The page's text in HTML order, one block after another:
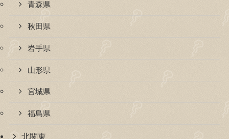
青森県
秋田県
岩手県
山形県
宮城県
福島県
北関東